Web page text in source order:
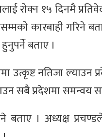
रोक्न १५ दिनमै
कारबाही गरिने
बताए ।
उत्कृष्ट नतिजा
सबै प्रदेशमा समन्वय
बताए । अध्यक्ष